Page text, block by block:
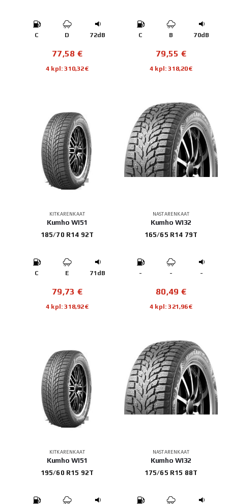
C D 72dB
77,58 €
4 kpl: 310,32€
C B 70dB
79,55 €
4 kpl: 318,20€
KITKARENKAAT
Kumho WI51
185/70 R14 92T
C E 71dB
79,73 €
4 kpl: 318,92€
NASTARENKAAT
Kumho WI32
165/65 R14 79T
- - -
80,49 €
4 kpl: 321,96€
KITKARENKAAT
Kumho WI51
195/60 R15 92T
NASTARENKAAT
Kumho WI32
175/65 R15 88T